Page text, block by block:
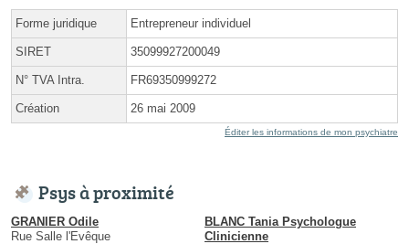
Forme juridique Entrepreneur individuel
SIRET 35099927200049
N° TVA Intra. FR69350999272
Création 26 mai 2009
Éditer les informations de mon psychiatre
Psys à proximité
GRANIER Odile
Rue Salle l'Evêque
BLANC Tania Psychologue
Clinicienne